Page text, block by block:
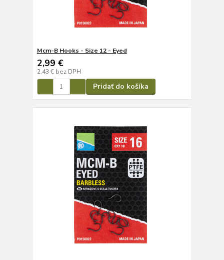
Mcm-B Hooks - Size 12 - Eyed
2,99 €
2,43 € bez DPH
Pridať do košíka